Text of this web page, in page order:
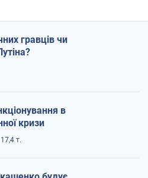
гравців чи
в
кризи
17,4 т.